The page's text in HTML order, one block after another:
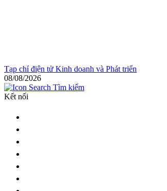
Tạp chí điện tử Kinh doanh và Phát triển
08/08/2026
Tìm kiếm
Kết nối